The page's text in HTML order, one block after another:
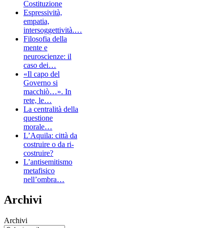
Costituzione
Espressività,
empatia,
intersoggettività.…
Filosofia della
mente e
neuroscienze: il
caso dei…
«Il capo del
Governo si
macchiò…». In
rete, le…
La centralità della
questione
morale…
L’Aquila: città da
costruire o da ri-
costruire?
L’antisemitismo
metafisico
nell’ombra…
Archivi
Archivi